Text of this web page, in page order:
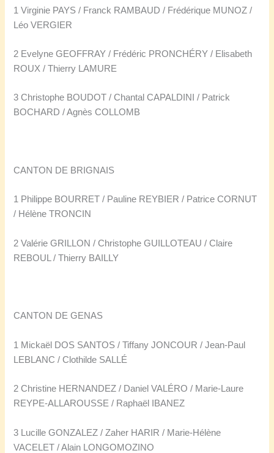
1 Virginie PAYS / Franck RAMBAUD / Frédérique MUNOZ /
Léo VERGIER
2 Evelyne GEOFFRAY / Frédéric PRONCHÉRY / Elisabeth
ROUX / Thierry LAMURE
3 Christophe BOUDOT / Chantal CAPALDINI / Patrick
BOCHARD / Agnès COLLOMB
CANTON DE BRIGNAIS
1 Philippe BOURRET / Pauline REYBIER / Patrice CORNUT
/ Hélène TRONCIN
2 Valérie GRILLON / Christophe GUILLOTEAU / Claire
REBOUL / Thierry BAILLY
CANTON DE GENAS
1 Mickaël DOS SANTOS / Tiffany JONCOUR / Jean-Paul
LEBLANC / Clothilde SALLÉ
2 Christine HERNANDEZ / Daniel VALÉRO / Marie-Laure
REYPE-ALLAROUSSE / Raphaël IBANEZ
3 Lucille GONZALEZ / Zaher HARIR / Marie-Hélène
VACELET / Alain LONGOMOZINO